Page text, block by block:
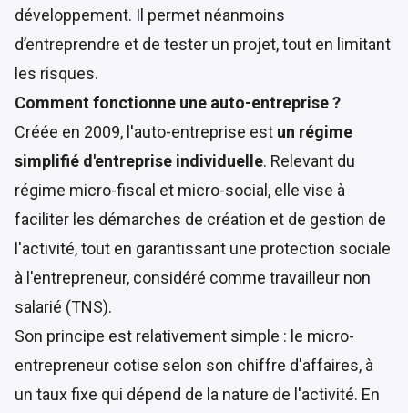
développement. Il permet néanmoins
d’entreprendre et de tester un projet, tout en limitant
les risques.
Comment fonctionne une auto-entreprise ?
Créée en 2009, l'auto-entreprise est un régime
simplifié d'entreprise individuelle. Relevant du
régime micro-fiscal et micro-social, elle vise à
faciliter les démarches de création et de gestion de
l'activité, tout en garantissant une protection sociale
à l'entrepreneur, considéré comme travailleur non
salarié (TNS).
Son principe est relativement simple : le micro-
entrepreneur cotise selon son chiffre d'affaires, à
un taux fixe qui dépend de la nature de l'activité. En